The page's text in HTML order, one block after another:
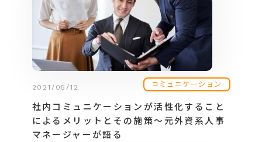
2021/05/12 コミュニケーション
社内コミュニケーションが活性化すること
によるメリットとその施策～元外資系人事
マネージャーが語る